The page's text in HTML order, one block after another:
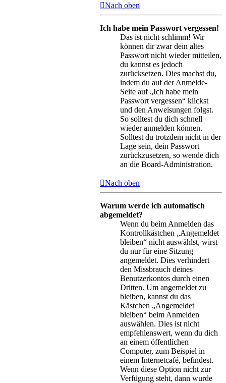
Nach oben
Ich habe mein Passwort vergessen!
Das ist nicht schlimm! Wir
können dir zwar dein altes
Passwort nicht wieder mitteilen,
du kannst es jedoch
zurücksetzen. Dies machst du,
indem du auf der Anmelde-
Seite auf „Ich habe mein
Passwort vergessen“ klickst
und den Anweisungen folgst.
So solltest du dich schnell
wieder anmelden können.
Solltest du trotzdem nicht in der
Lage sein, dein Passwort
zurückzusetzen, so wende dich
an die Board-Administration.
Nach oben
Warum werde ich automatisch
abgemeldet?
Wenn du beim Anmelden das
Kontrollkästchen „Angemeldet
bleiben“ nicht auswählst, wirst
du nur für eine Sitzung
angemeldet. Dies verhindert
den Missbrauch deines
Benutzerkontos durch einen
Dritten. Um angemeldet zu
bleiben, kannst du das
Kästchen „Angemeldet
bleiben“ beim Anmelden
auswählen. Dies ist nicht
empfehlenswert, wenn du dich
an einem öffentlichen
Computer, zum Beispiel in
einem Internetcafé, befindest.
Wenn diese Option nicht zur
Verfügung steht, dann wurde